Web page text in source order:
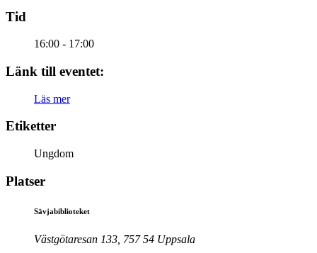
Tid
16:00 - 17:00
Länk till eventet:
Läs mer
Etiketter
Ungdom
Platser
Sävjabiblioteket
Västgötaresan 133, 757 54 Uppsala